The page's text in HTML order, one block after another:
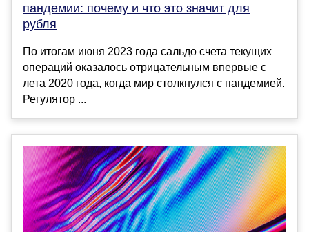
пандемии: почему и что это значит для
рубля
По итогам июня 2023 года сальдо счета текущих
операций оказалось отрицательным впервые с
лета 2020 года, когда мир столкнулся с пандемией.
Регулятор ...